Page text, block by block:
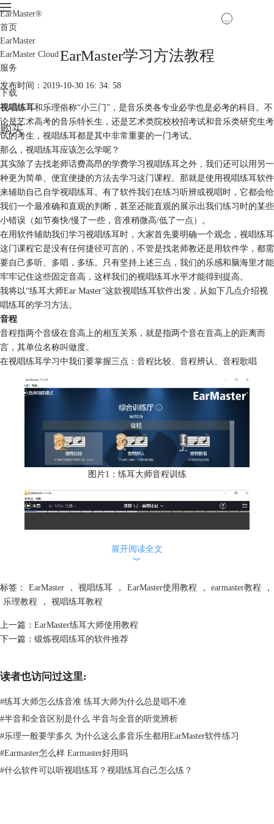
EarMaster®
首页
EarMaster
EarMaster Cloud
服务
下载
购买
EarMaster学习方法教程
发布时间：2019-10-30 16: 34: 58
视唱练耳和乐理俗称“小三门”，是音乐类各专业必学也是必考的科目。不
论是艺术高考的音乐特长生，还是艺术类院校校招考试和音乐类研究生考
试的考生，视唱练耳都是其中非常重要的一门考试。
那么，视唱练耳应该怎么学呢？
其实除了去找老师话费高昂的学费学习视唱练耳之外，我们还可以用另一
种更为简单、便宜便捷的方法去学习这门课程。那就是使用视唱练耳软件
来辅助自己自学视唱练耳。有了软件我们在练习听辨或视唱时，它都会给
我们一个最准确和直观的判断，甚至还能直观的展示出我们练习时的某些
小错误（如节奏快/慢了一些，音准稍微高/低了一点）。
在用软件辅助我们学习视唱练耳时，大家首先要明确一个观念，视唱练耳
这门课程它是没有任何捷径可言的，不管是找老师教还是用软件学，都需
要自己多听、多唱，多练。只有坚持上述三点，我们的乐感和脑海里才能
牢牢记住这些固定音高，这样我们的视唱练耳水平才能得到提高。
我将以“练耳大师Ear Master”这款视唱练耳软件出发，从如下几点介绍视
唱练耳的学习方法。
音程
音程指两个音级在音高上的相互关系，就是指两个音在音高上的距离而
言，其单位名称叫做度。
在视唱练耳学习中我们要掌握三点：音程比较、音程辨认、音程歌唱
图片1：练耳大师音程训练
在练耳大师中的音程比较训练中，它会给我们播放两组音程，我们通过点
击A或B选择自己觉得正确的答案。
展开阅读全文
︾
标签： EarMaster ， 视唱练耳 ， EarMaster使用教程 ， earmaster教程
，
乐理教程
， 视唱练耳教程
上一篇： EarMaster练耳大师使用教程
下一篇： 锻炼视唱练耳的软件推荐
读者也访问过这里:
#练耳大师怎么练音准 练耳大师为什么总是唱不准
#半音和全音区别是什么 半音与全音的听觉辨析
#乐理一般要学多久 为什么这么多音乐生都用EarMaster软件练习
#Earmaster怎么样 Earmaster好用吗
#什么软件可以听视唱练耳？视唱练耳自己怎么练？